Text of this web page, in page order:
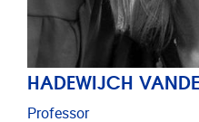
HADEWIJCH
Professor